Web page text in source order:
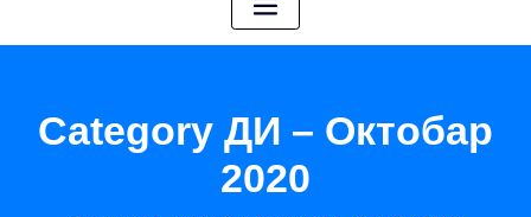
Category ДИ – Октобар
2020